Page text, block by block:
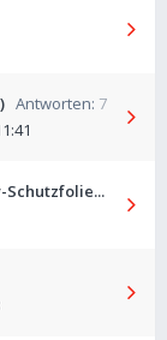
Antworten: 7
Schutzfolie...